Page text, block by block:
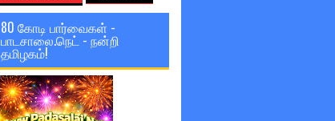
80 கோடி பார்வைகள் -
பாடசாலை.நெட் - நன்றி
தமிழகம்!